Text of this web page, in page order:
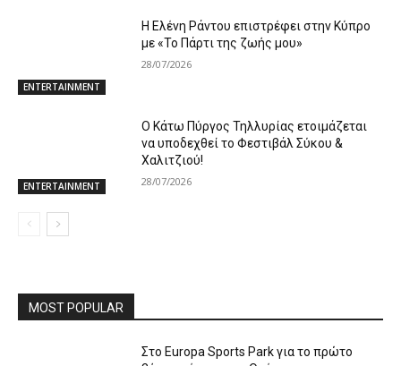
ENTERTAINMENT
Η Ελένη Ράντου επιστρέφει στην Κύπρο
με «Το Πάρτι της ζωής μου»
28/07/2026
ENTERTAINMENT
Ο Κάτω Πύργος Τηλλυρίας ετοιμάζεται
να υποδεχθεί το Φεστιβάλ Σύκου &
Χαλιτζιού!
28/07/2026
MOST POPULAR
Στο Europa Sports Park για το πρώτο